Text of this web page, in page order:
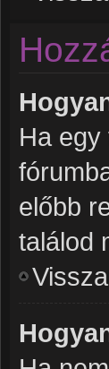
Ha
előbb
találod